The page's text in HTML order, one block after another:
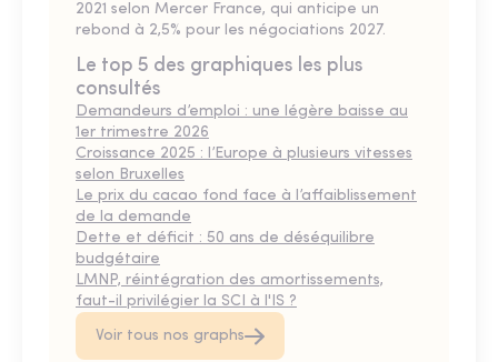
2021 selon Mercer France, qui anticipe un
rebond à 2,5% pour les négociations 2027.
Le top 5 des graphiques les plus
consultés
Demandeurs d’emploi : une légère baisse au
1er trimestre 2026
Croissance 2025 : l’Europe à plusieurs vitesses
selon Bruxelles
Le prix du cacao fond face à l’affaiblissement
de la demande
Dette et déficit : 50 ans de déséquilibre
budgétaire
LMNP, réintégration des amortissements,
faut-il privilégier la SCI à l'IS ?
Voir tous nos graphs